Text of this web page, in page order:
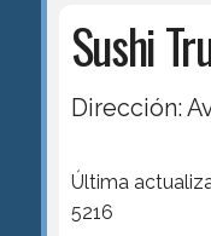
Sushi
Dirección:
Última
5216